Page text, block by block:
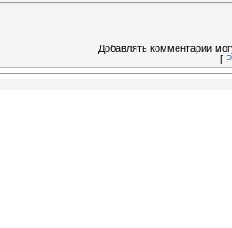
Добавлять комментарии
[